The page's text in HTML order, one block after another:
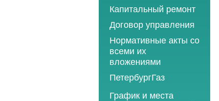
Программы
2013 год
2014 год
2015 год
2016 год
Капитальный ремонт
Договор управления
Нормативные акты со
всеми их
вложениями
ПетербургГаз
2018 год
График и места